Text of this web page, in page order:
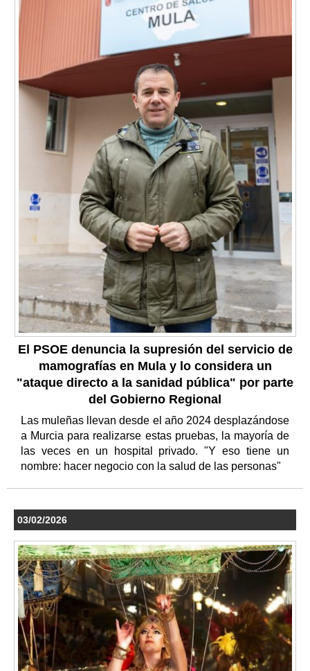
El PSOE denuncia la supresión del servicio de
mamografías en Mula y lo considera un
"ataque directo a la sanidad pública" por parte
del Gobierno Regional
Las muleñas llevan desde el año 2024 desplazándose
a Murcia para realizarse estas pruebas, la mayoría de
las veces en un hospital privado. "Y eso tiene un
nombre: hacer negocio con la salud de las personas"
03/02/2026